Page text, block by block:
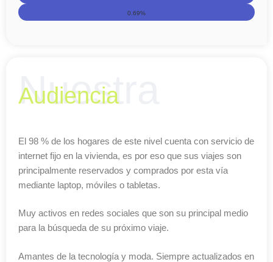
0.69%
Nuestra
Audiencia
El 98 % de los hogares de este nivel cuenta con servicio de
internet fijo en la vivienda, es por eso que sus viajes son
principalmente reservados y comprados por esta vía
mediante laptop, móviles o tabletas.
Muy activos en redes sociales que son su principal medio
para la búsqueda de su próximo viaje.
Amantes de la tecnología y moda. Siempre actualizados en